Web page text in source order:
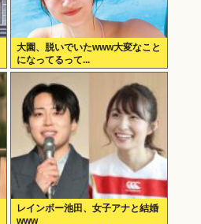
大園、脱いでいたwww大変なこと
になってるって...
レインボー池田、女子アナと結婚
www